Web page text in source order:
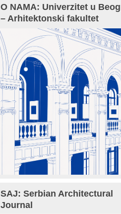
O NAMA: Univerzitet u
– Arhitektonski fakultet
SAJ: Serbian Architectural
Journal